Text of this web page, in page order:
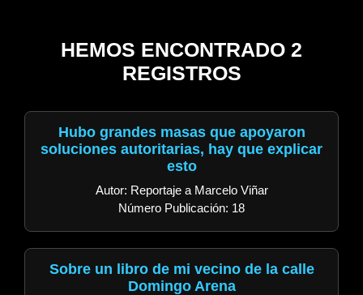
HEMOS ENCONTRADO 2
REGISTROS
Hubo grandes masas que apoyaron
soluciones autoritarias, hay que explicar
esto
Autor: Reportaje a Marcelo Viñar
Número Publicación: 18
Sobre un libro de mi vecino de la calle
Domingo Arena